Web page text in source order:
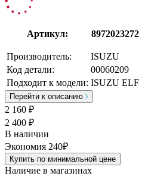
Артикул: 8972023272
Производитель:
ISUZU
Код детали:
00060209
Подходит к модели: ISUZU ELF
Перейти к описанию
2 160 ₽
2 400 ₽
В наличии
Экономия 240₽
Купить по минимальной цене
Наличие в магазинах